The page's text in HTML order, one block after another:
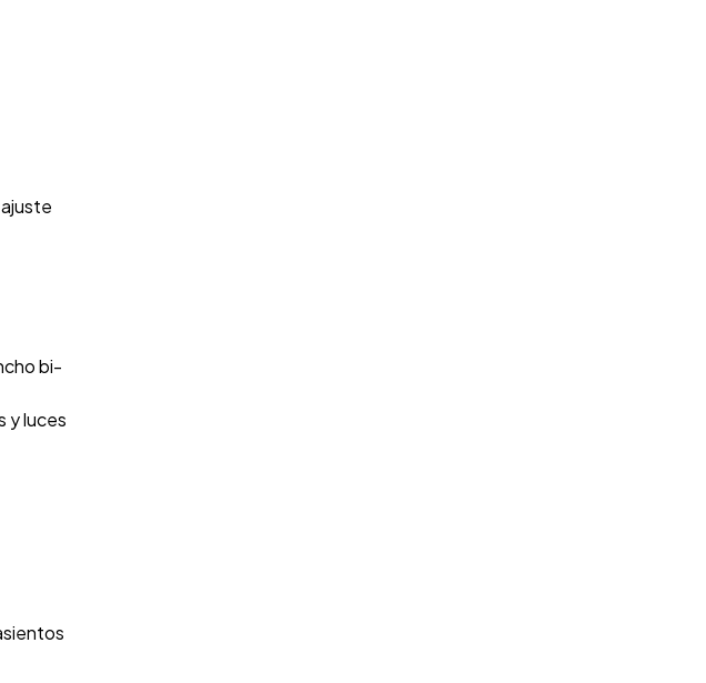
bi-
y luces